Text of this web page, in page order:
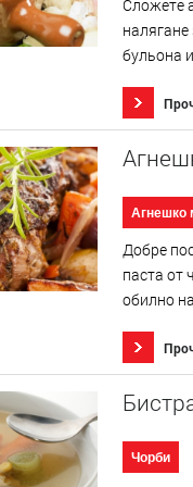
Сложете
бульона
Агнешко
Добре
паста от
обилно
Чорби